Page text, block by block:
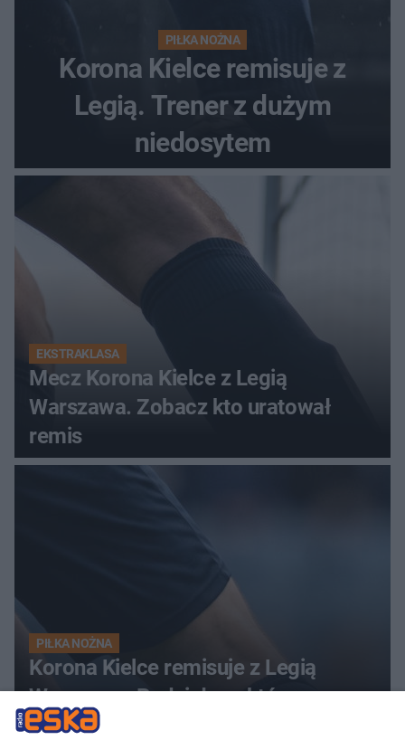
PIŁKA NOŻNA
Korona Kielce remisuje z
Legią. Trener z dużym
niedosytem
EKSTRAKLASA
Mecz Korona Kielce z Legią
Warszawa. Zobacz kto uratował
remis
PIŁKA NOŻNA
Korona Kielce remisuje z Legią
Warszawa. Podział punktów po
zaciętym meczu